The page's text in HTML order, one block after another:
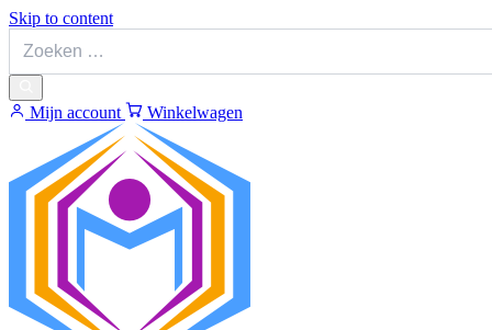
Skip to content
Mijn account Winkelwagen